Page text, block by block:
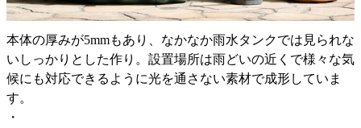
本体の厚みが5mmもあり、なかなか雨水タンクでは見られな
いしっかりとした作り。設置場所は雨どいの近くで様々な気
候にも対応できるように光を通さない素材で成形していま
す。
・